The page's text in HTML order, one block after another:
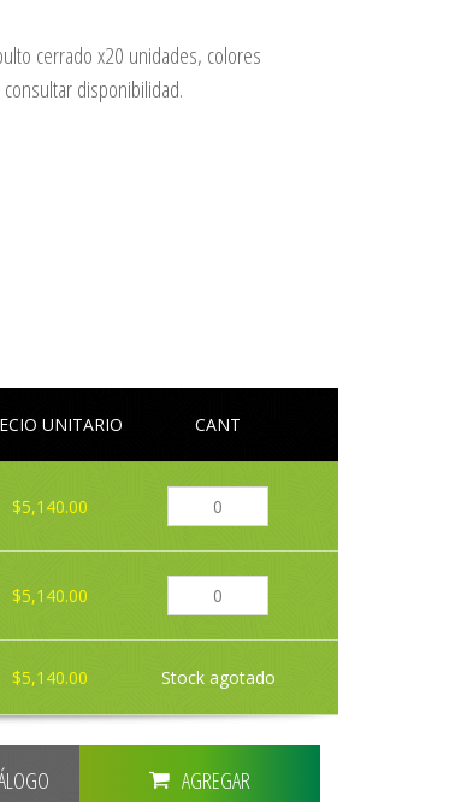
cerrado x20 unidades, colores
disponibilidad.
UNITARIO CANT
$5,140.00
$5,140.00
$5,140.00 Stock agotado
AGREGAR